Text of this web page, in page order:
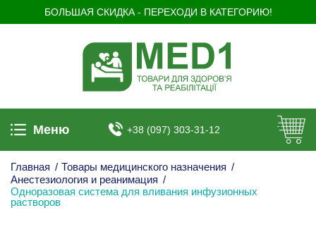
БОЛЬШАЯ СКИДКА - ПЕРЕХОДИ В КАТЕГОРИЮ!
Меню +38 (097) 303-31-12
Главная / Товары медицинского назначения /
Анестезиология и реанимация /
Одноразовая система для вливания инфузионных
растворов